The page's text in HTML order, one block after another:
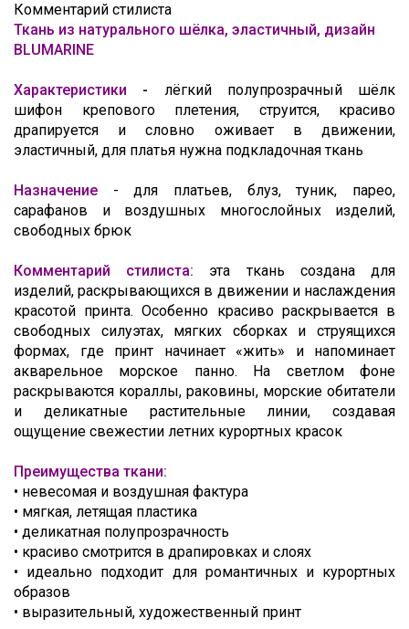
Комментарий стилиста
Ткань из натурального шёлка, эластичный, дизайн
BLUMARINE
Характеристики - лёгкий полупрозрачный шёлк
шифон крепового плетения, струится, красиво
драпируется и словно оживает в движении,
эластичный, для платья нужна подкладочная ткань
Назначение - для платьев, блуз, туник, парео,
сарафанов и воздушных многослойных изделий,
свободных брюк
Комментарий стилиста: эта ткань создана для
изделий, раскрывающихся в движении и наслаждения
красотой принта. Особенно красиво раскрывается в
свободных силуэтах, мягких сборках и струящихся
формах, где принт начинает «жить» и напоминает
акварельное морское панно. На светлом фоне
раскрываются кораллы, раковины, морские обитатели
и деликатные растительные линии, создавая
ощущение свежестии летних курортных красок
Преимущества ткани:
• невесомая и воздушная фактура
• мягкая, летящая пластика
• деликатная полупрозрачность
• красиво смотрится в драпировках и слоях
• идеально подходит для романтичных и курортных
образов
• выразительный, художественный принт